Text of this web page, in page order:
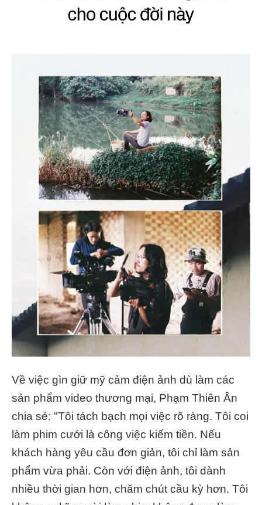
Về việc gìn giữ mỹ cảm điện ảnh dù làm các
sản phẩm video thương mại, Phạm Thiên Ân
chia sẻ: "Tôi tách bạch mọi việc rõ ràng. Tôi coi
làm phim cưới là công việc kiếm tiền. Nếu
khách hàng yêu cầu đơn giản, tôi chỉ làm sản
phẩm vừa phải. Còn với điện ảnh, tôi dành
nhiều thời gian hơn, chăm chút cầu kỳ hơn. Tôi